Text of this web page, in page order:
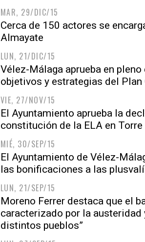
MAR, 29/DIC/15
Cerca de 150 actores se
Almayate
LUN, 21/DIC/15
Vélez-Málaga aprueba en
objetivos y estrategias del Plan
VIE, 27/NOV/15
El Ayuntamiento aprueba la
constitución de la ELA en
MIÉ, 30/SEP/15
El Ayuntamiento de Vélez-
las bonificaciones a las
LUN, 21/SEP/15
Moreno Ferrer destaca que el
caracterizado por la
distintos pueblos”